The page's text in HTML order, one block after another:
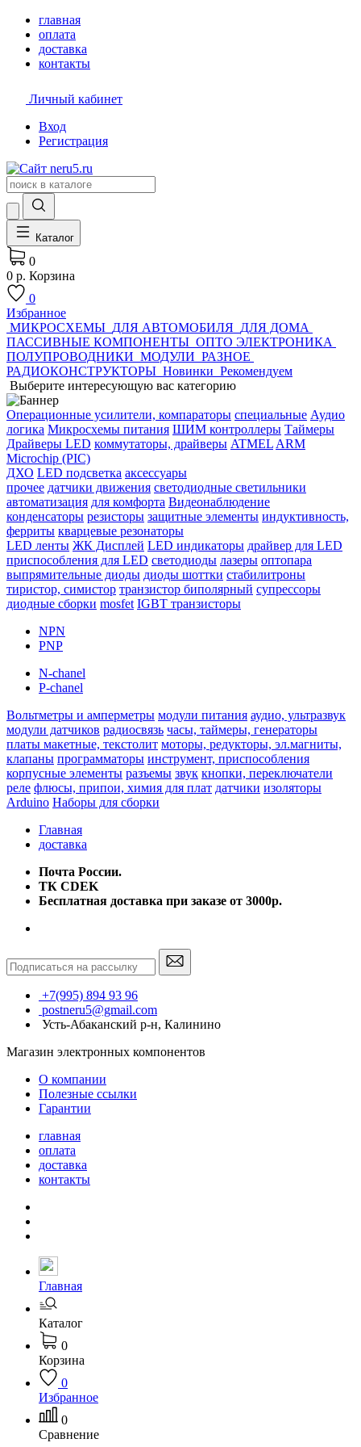
главная
оплата
доставка
контакты
Личный кабинет
Вход
Регистрация
Каталог
0
0 р. Корзина
0
Избранное
МИКРОСХЕМЫ ДЛЯ АВТОМОБИЛЯ ДЛЯ ДОМА
ПАССИВНЫЕ КОМПОНЕНТЫ ОПТО ЭЛЕКТРОНИКА
ПОЛУПРОВОДНИКИ МОДУЛИ РАЗНОЕ
РАДИОКОНСТРУКТОРЫ Новинки Рекомендуем
Выберите интересующую вас категорию
Операционные усилители, компараторы специальные Аудио
логика Микросхемы питания ШИМ контроллеры Таймеры
Драйверы LED коммутаторы, драйверы ATMEL ARM
Microchip (PIC)
ДХО LED подсветка аксессуары
прочее датчики движения светодиодные светильники
автоматизация для комфорта Видеонаблюдение
конденсаторы резисторы защитные элементы индуктивность,
ферриты кварцевые резонаторы
LED ленты ЖК Дисплей LED индикаторы драйвер для LED
приспособления для LED светодиоды лазеры оптопара
выпрямительные диоды диоды шоттки стабилитроны
тиристор, симистор транзистор биполярный супрессоры
диодные сборки mosfet IGBT транзисторы
NPN
PNP
N-chanel
P-chanel
Вольтметры и амперметры модули питания аудио, ультразвук
модули датчиков радиосвязь часы, таймеры, генераторы
платы макетные, текстолит моторы, редукторы, эл.магниты,
клапаны программаторы инструмент, приспособления
корпусные элементы разъемы звук кнопки, переключатели
реле флюсы, припои, химия для плат датчики изоляторы
Arduino Наборы для сборки
Главная
доставка
Почта России.
ТК CDEK
Бесплатная доставка при заказе от 3000р.
+7(995) 894 93 96
postneru5@gmail.com
Усть-Абаканский р-н, Калинино
Магазин электронных компонентов
О компании
Полезные ссылки
Гарантии
главная
оплата
доставка
контакты
Главная
Каталог
0
Корзина
0
Избранное
0
Сравнение